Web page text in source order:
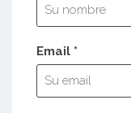
Email *